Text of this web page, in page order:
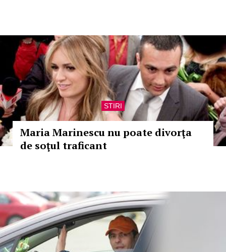
STIRI
Maria Marinescu nu poate divorţa
de soţul traficant